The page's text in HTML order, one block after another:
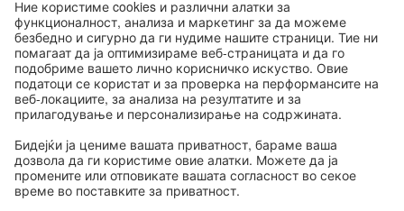
Вежбајте германски бесплатно
Курсеви по германски јазик на Goethe-Institut
Портал за наставници „Deutschstunde“
Приватност и пристапност
Поставки за приватност